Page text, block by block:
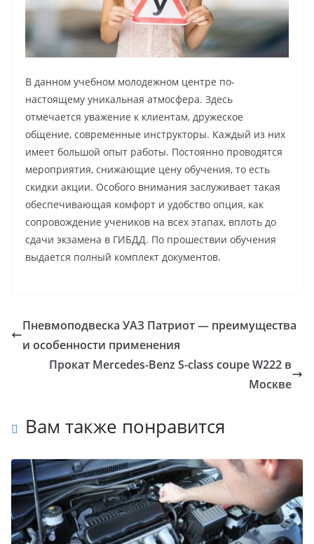
В данном учебном молодежном центре по-
настоящему уникальная атмосфера. Здесь
отмечается уважение к клиентам, дружеское
общение, современные инструкторы. Каждый из них
имеет большой опыт работы. Постоянно проводятся
мероприятия, снижающие цену обучения, то есть
скидки акции. Особого внимания заслуживает такая
обеспечивающая комфорт и удобство опция, как
сопровождение учеников на всех этапах, вплоть до
сдачи экзамена в ГИБДД. По прошествии обучения
выдается полный комплект документов.
Пневмоподвеска УАЗ Патриот — преимущества
и особенности применения
Прокат Mercedes-Benz S-сlass coupe W222 в
Москве
Вам также понравится